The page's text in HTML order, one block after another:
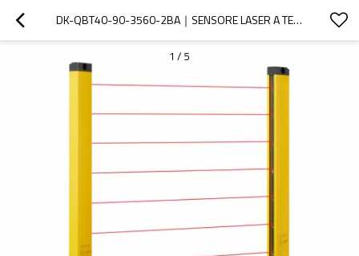
DK-QBT40-90-3560-2BA｜SENSORE LASER A TENDA｜DADISICK
1 / 5